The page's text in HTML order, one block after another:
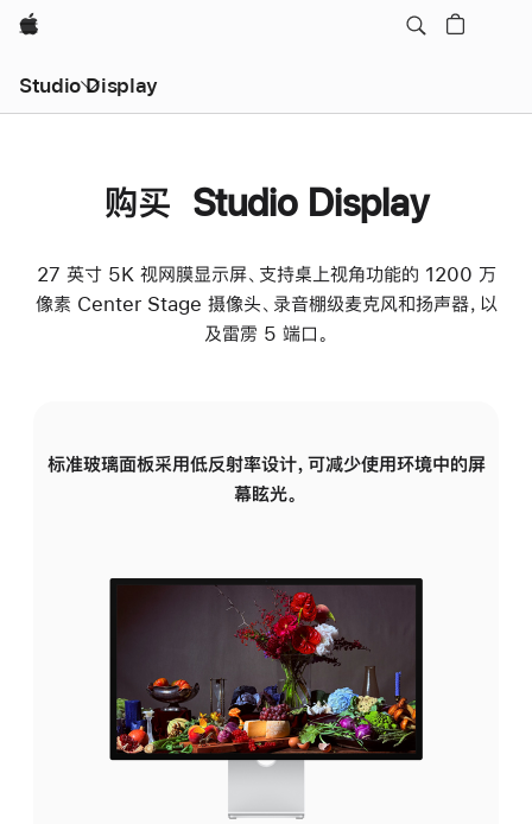
Apple
Studio Display
购买 Studio Display
27 英寸 5K 视网膜显示屏、支持桌上视角功能的 1200 万
像素 Center Stage 摄像头、录音棚级麦克风和扬声器，以
及雷雳 5 端口。
标准玻璃面板采用低反射率设计，可减少使用环境中的屏
幕眩光。